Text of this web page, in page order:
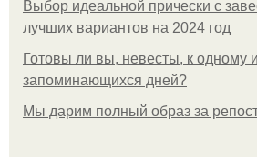
Выбор идеальной прически с
лучших вариантов на 2024 год
Готовы ли вы, невесты, к одному
запоминающихся дней?
Мы дарим полный образ за